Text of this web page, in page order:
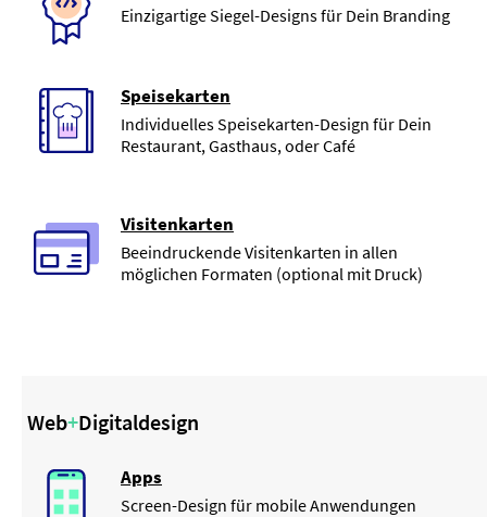
Einzigartige Siegel-Designs für Dein Branding
Speisekarten
Individuelles Speisekarten-Design für Dein
Restaurant, Gasthaus, oder Café
Visitenkarten
Beeindruckende Visitenkarten in allen
möglichen Formaten (optional mit Druck)
Web+Digitaldesign
Apps
Screen-Design für mobile Anwendungen